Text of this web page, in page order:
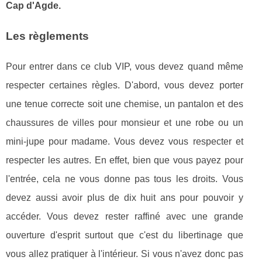
Cap d'Agde.
Les règlements
Pour entrer dans ce club VIP, vous devez quand même
respecter certaines règles. D'abord, vous devez porter
une tenue correcte soit une chemise, un pantalon et des
chaussures de villes pour monsieur et une robe ou un
mini-jupe pour madame. Vous devez vous respecter et
respecter les autres. En effet, bien que vous payez pour
l'entrée, cela ne vous donne pas tous les droits. Vous
devez aussi avoir plus de dix huit ans pour pouvoir y
accéder. Vous devez rester raffiné avec une grande
ouverture d'esprit surtout que c'est du libertinage que
vous allez pratiquer à l'intérieur. Si vous n'avez donc pas